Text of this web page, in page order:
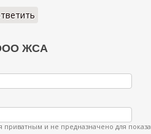
ЖСА
приватным и не предназначено для показа.